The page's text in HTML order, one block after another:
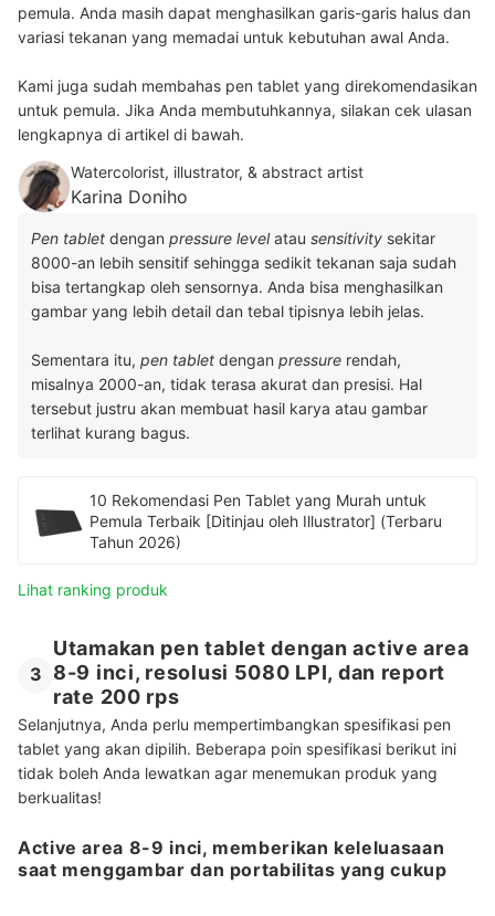
pemula. Anda masih dapat menghasilkan garis-garis halus dan
variasi tekanan yang memadai untuk kebutuhan awal Anda.
Kami juga sudah membahas pen tablet yang direkomendasikan
untuk pemula. Jika Anda membutuhkannya, silakan cek ulasan
lengkapnya di artikel di bawah.
Watercolorist, illustrator, & abstract artist
Karina Doniho
Pen tablet dengan pressure levelatau sensitivity sekitar
8000-an lebih sensitif sehingga sedikit tekanan saja sudah
bisa tertangkap oleh sensornya. Anda bisa menghasilkan
gambar yang lebih detail dan tebal tipisnya lebih jelas.
Sementara itu, pen tablet dengan pressure rendah,
misalnya 2000-an, tidak terasa akurat dan presisi. Hal
tersebut justru akan membuat hasil karya atau gambar
terlihat kurang bagus.
10 Rekomendasi Pen Tablet yang Murah untuk
Pemula Terbaik [Ditinjau oleh Illustrator] (Terbaru
Tahun 2026)
Lihat ranking produk
3
Utamakan pen tablet dengan active area
8-9 inci, resolusi 5080 LPI, dan report
rate 200 rps
Selanjutnya, Anda perlu mempertimbangkan spesifikasi pen
tablet yang akan dipilih. Beberapa poin spesifikasi berikut ini
tidak boleh Anda lewatkan agar menemukan produk yang
berkualitas!
Active area 8-9 inci, memberikan keleluasaan
saat menggambar dan portabilitas yang cukup